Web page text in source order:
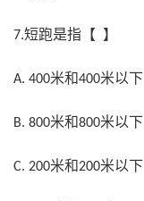
7.短跑是指【 】
A. 400米和400米以下
B. 800米和800米以下
C. 200米和200米以下